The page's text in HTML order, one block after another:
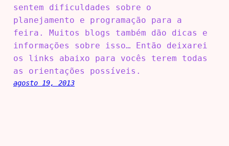
sentem dificuldades sobre o
planejamento e programação para a
feira. Muitos blogs também dão dicas e
informações sobre isso… Então deixarei
os links abaixo para vocês terem todas
as orientações possíveis.
agosto 19, 2013